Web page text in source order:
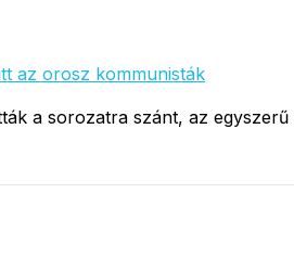
az orosz kommunisták
a sorozatra szánt, az